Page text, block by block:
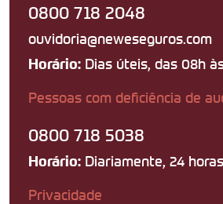
0800 718 2048
ouvidoria@neweseguros.com
Horário: Dias úteis, das 08h
Pessoas com deficiência de
0800 718 5038
Horário: Diariamente, 24 horas
Privacidade